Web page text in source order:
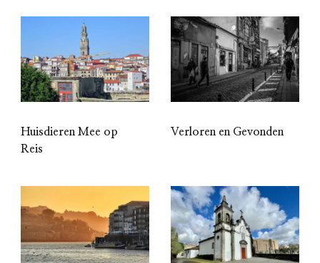
Huisdieren Mee op
Reis
Verloren en Gevonden